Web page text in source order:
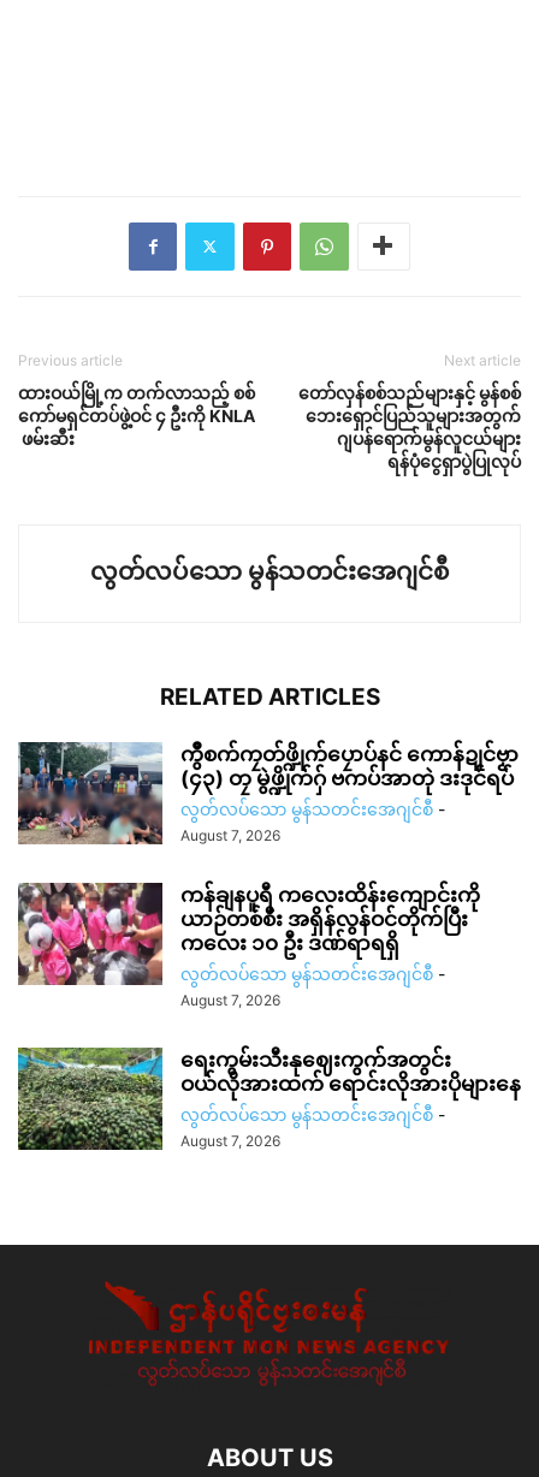
Previous article
ထားဝယ်မြို့က တက်လာသည့် စစ်
ကော်မရှင်တပ်ဖွဲ့ဝင် ၄ ဦးကို KNLA
ဖမ်းဆီး
Next article
တော်လှန်စစ်သည်များနှင့် မွန်စစ်
ဘေးရှောင်ပြည်သူများအတွက်
ဂျပန်ရောက်မွန်လူငယ်များ
ရန်ပုံငွေရှာပွဲပြုလုပ်
လွတ်လပ်သော မွန်သတင်းအေဂျင်စီ
RELATED ARTICLES
ကွဳစက်ကၠတ်ဖ္ဍိုက်ပၠောပ်နင် ကောန်ဍုင်ဗၟာ
(၄၃) တၠ မွဲဖ္ဍိုက်ဂှ် ဗကပ်အာတုဲ ဒးဒုင်ရပ်
လွတ်လပ်သော မွန်သတင်းအေဂျင်စီ -
August 7, 2026
ကန်ချနပူရီ ကလေးထိန်းကျောင်းကို
ယာဉ်တစ်စီး အရှိန်လွန်ဝင်တိုက်ပြီး
ကလေး ၁၀ ဦး ဒဏ်ရာရရှိ
လွတ်လပ်သော မွန်သတင်းအေဂျင်စီ -
August 7, 2026
ရေးကွမ်းသီးနုဈေးကွက်အတွင်း
ဝယ်လိုအားထက် ရောင်းလိုအားပိုများနေ
လွတ်လပ်သော မွန်သတင်းအေဂျင်စီ -
August 7, 2026
ABOUT US